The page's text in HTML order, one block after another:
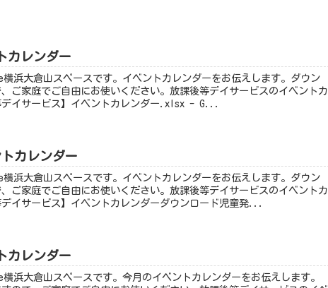
カレンダー
横浜大倉山スペースです。イベントカレンダーをお伝えします。ダウン
ご家庭でご自由にお使いください。放課後等デイサービスのイベントカ
デイサービス】イベントカレンダー.xlsx - G...
カレンダー
横浜大倉山スペースです。イベントカレンダーをお伝えします。ダウン
ご家庭でご自由にお使いください。放課後等デイサービスのイベントカ
デイサービス】イベントカレンダーダウンロード児童発...
カレンダー
浜大倉山スペースです。今月のイベントカレンダーをお伝えします。